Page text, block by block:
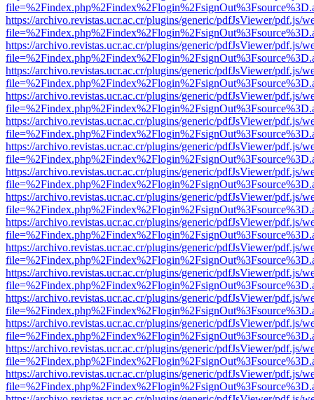
https://archivo.revistas.ucr.ac.cr/plugins/generic/pdfJsViewer/pdf.js/
https://archivo.revistas.ucr.ac.cr/plugins/generic/pdfJsViewer/pdf.js/
https://archivo.revistas.ucr.ac.cr/plugins/generic/pdfJsViewer/pdf.js/
https://archivo.revistas.ucr.ac.cr/plugins/generic/pdfJsViewer/pdf.js/
https://archivo.revistas.ucr.ac.cr/plugins/generic/pdfJsViewer/pdf.js/
https://archivo.revistas.ucr.ac.cr/plugins/generic/pdfJsViewer/pdf.js/
https://archivo.revistas.ucr.ac.cr/plugins/generic/pdfJsViewer/pdf.js/
https://archivo.revistas.ucr.ac.cr/plugins/generic/pdfJsViewer/pdf.js/
https://archivo.revistas.ucr.ac.cr/plugins/generic/pdfJsViewer/pdf.js/
https://archivo.revistas.ucr.ac.cr/plugins/generic/pdfJsViewer/pdf.js/
https://archivo.revistas.ucr.ac.cr/plugins/generic/pdfJsViewer/pdf.js/
https://archivo.revistas.ucr.ac.cr/plugins/generic/pdfJsViewer/pdf.js/
https://archivo.revistas.ucr.ac.cr/plugins/generic/pdfJsViewer/pdf.js/
https://archivo.revistas.ucr.ac.cr/plugins/generic/pdfJsViewer/pdf.js/
https://archivo.revistas.ucr.ac.cr/plugins/generic/pdfJsViewer/pdf.js/